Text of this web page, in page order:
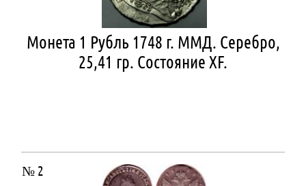
Монета 1 Рубль 1748 г. ММД. Серебро,
25,41 гр. Состояние ХF.
№ 2